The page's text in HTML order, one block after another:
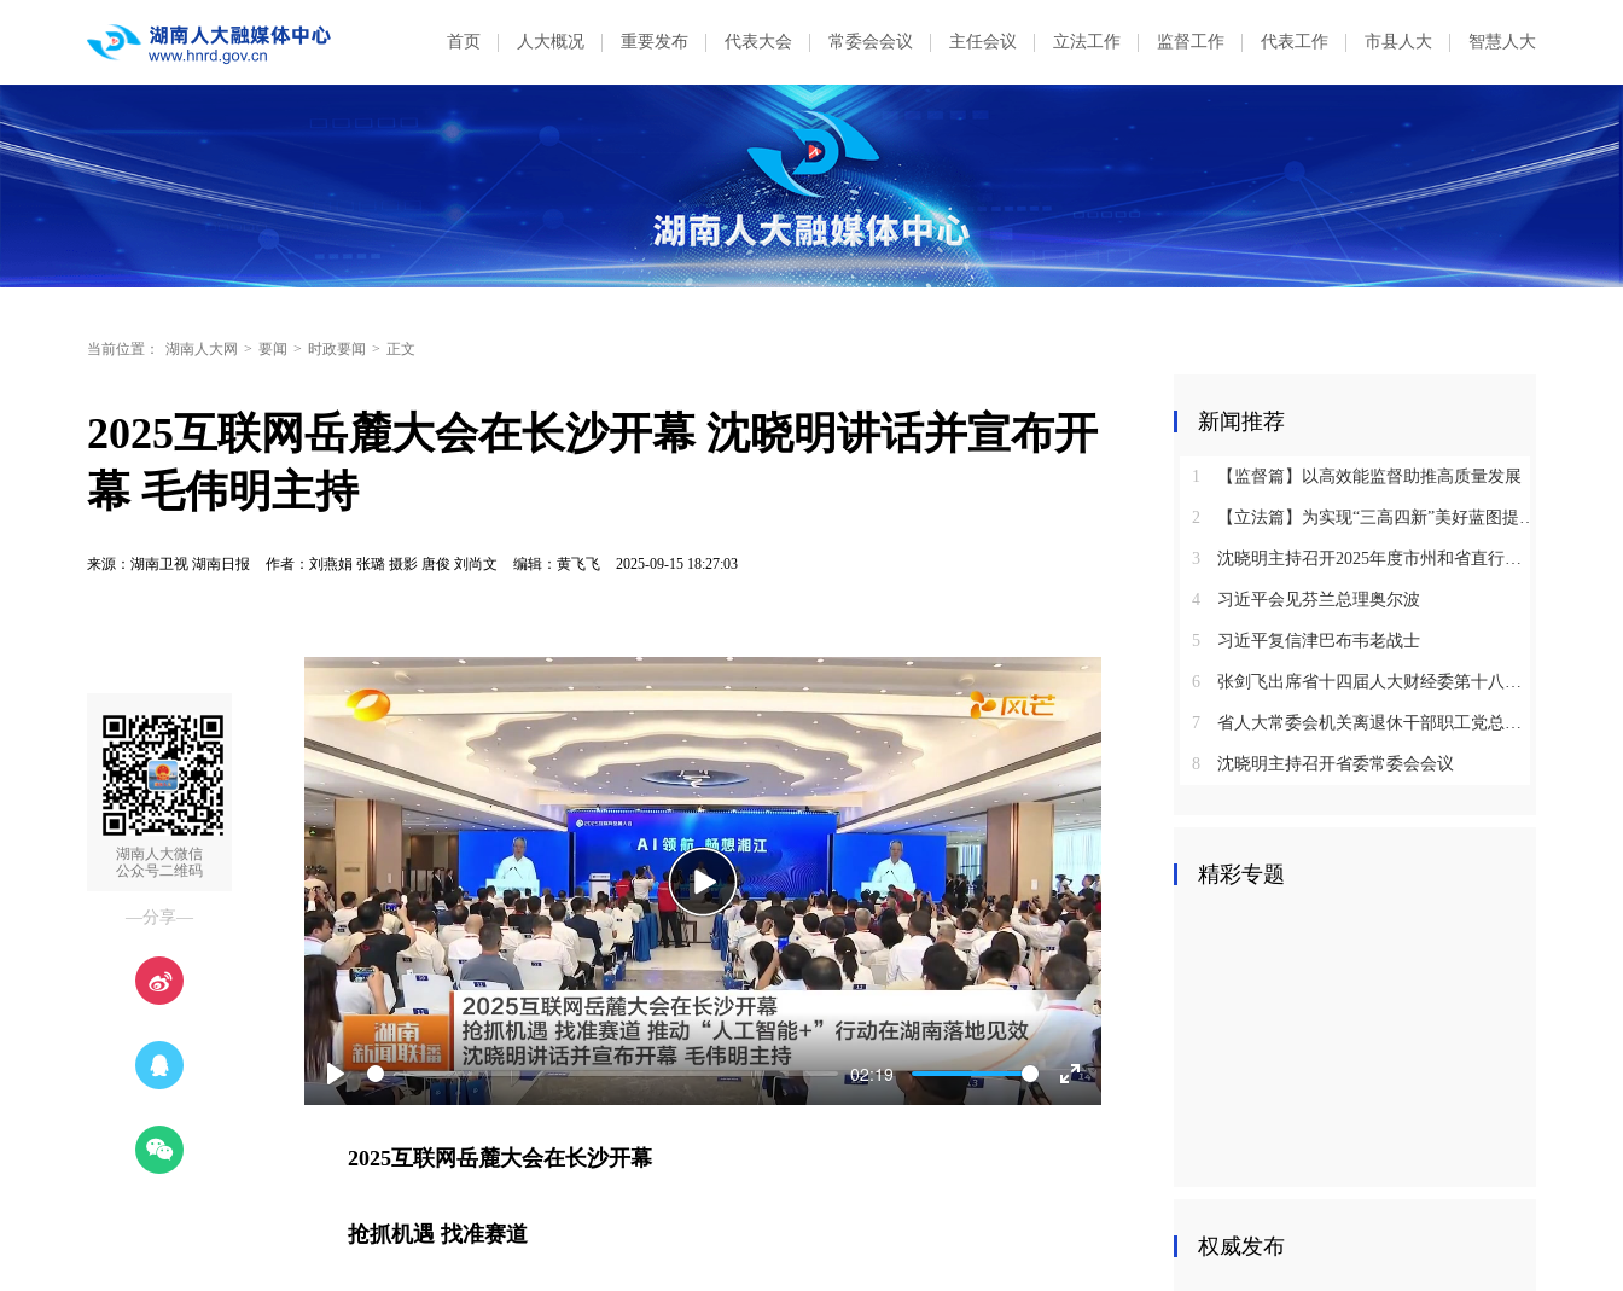
首页 人大概况 重要发布 代表大会 常委会会议 主任会议 立法工作 监督工作 代表工作 市县人大 智慧人大
当前位置： 湖南人大网 > 要闻 > 时政要闻 > 正文
2025互联网岳麓大会在长沙开幕 沈晓明讲话并宣布开
幕 毛伟明主持
来源：湖南卫视 湖南日报 作者：刘燕娟 张璐 摄影 唐俊 刘尚文 编辑：黄飞飞 2025-09-15 18:27:03
湖南人大微信
公众号二维码
—分享—
Play
02:19
Enter
Play
2025互联网岳麓大会在长沙开幕
抢抓机遇 找准赛道
新闻推荐
1 【监督篇】以高效能监督助推高质量发展
2 【立法篇】为实现“三高四新”美好蓝图提供坚实法治保障
3 沈晓明主持召开2025年度市州和省直行业系统党（工）委书记抓基层党建工作述职评议会议
4 习近平会见芬兰总理奥尔波
5 习近平复信津巴布韦老战士
6 张剑飞出席省十四届人大财经委第十八次全体会议
7 省人大常委会机关离退休干部职工党总支召开2025年度总结表彰大会
8 沈晓明主持召开省委常委会会议
精彩专题
权威发布